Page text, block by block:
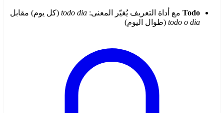
Todo مع أداة التعريف يُغيّر المعنى: todo dia (كل يوم) مقابل
todo o dia (طوال اليوم)